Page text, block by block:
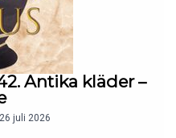
Antika kläder –
juli 2026